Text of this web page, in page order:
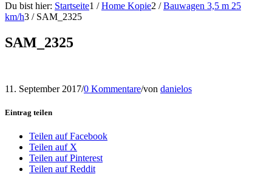
Du bist hier: Startseite1 / Home Kopie2 / Bauwagen 3,5 m 25
km/h3 / SAM_2325
SAM_2325
11. September 2017/0 Kommentare/von danielos
Eintrag teilen
Teilen auf Facebook
Teilen auf X
Teilen auf Pinterest
Teilen auf Reddit